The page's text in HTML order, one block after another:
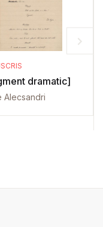
dramatic]
Alecsandri